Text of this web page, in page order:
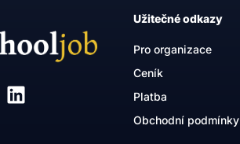
Užitečné odkazy
Pro organizace
Ceník
Platba
Obchodní podmínky